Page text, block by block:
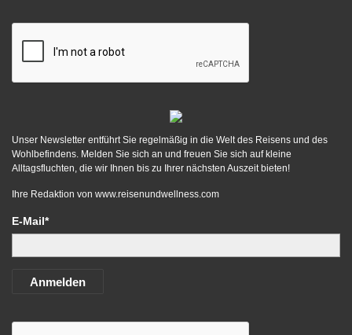
Unser Newsletter entführt Sie regelmäßig in die Welt des Reisens und des
Wohlbefindens. Melden Sie sich an und freuen Sie sich auf kleine
Alltagsfluchten, die wir Ihnen bis zu Ihrer nächsten Auszeit bieten!
Ihre Redaktion von www.reisenundwellness.com
E-Mail*
Anmelden